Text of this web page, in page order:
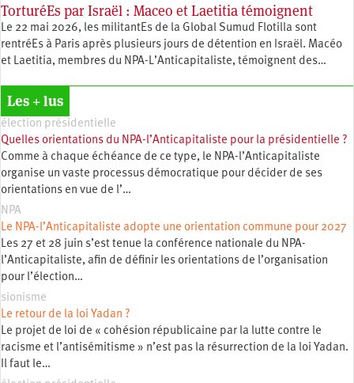
TorturéEs par Israël : Maceo et Laetitia témoignent
Le 22 mai 2026, les militantEs de la Global Sumud Flotilla sont
rentréEs à Paris après plusieurs jours de détention en Israël. Macéo
et Laetitia, membres du ‪NPA-L’Anticapitaliste, témoignent des…
Les + lus
élection présidentielle
Quelles orientations du NPA-l’Anticapitaliste pour la présidentielle ?
Comme à chaque échéance de ce type, le NPA-l’Anticapitaliste
organise un vaste processus démocratique pour décider de ses
orientations en vue de l’…
NPA
Le NPA-l’Anticapitaliste adopte une orientation commune pour 2027
Les 27 et 28 juin s’est tenue la conférence nationale du NPA-
l’Anticapitaliste, afin de définir les orientations de l’organisation
pour l’élection…
sionisme
Le retour de la loi Yadan ?
Le projet de loi de « cohésion républicaine par la lutte contre le
racisme et l’antisémitisme » n’est pas la résurrection de la loi Yadan.
Il faut le…